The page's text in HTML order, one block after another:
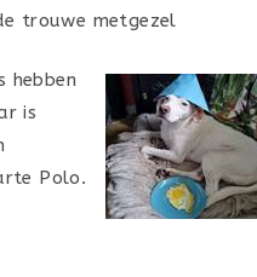
trouwe metgezel
hebben
is
Polo.